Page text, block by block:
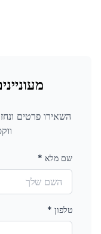
השאירו פרטים
שם מלא *
טלפון *